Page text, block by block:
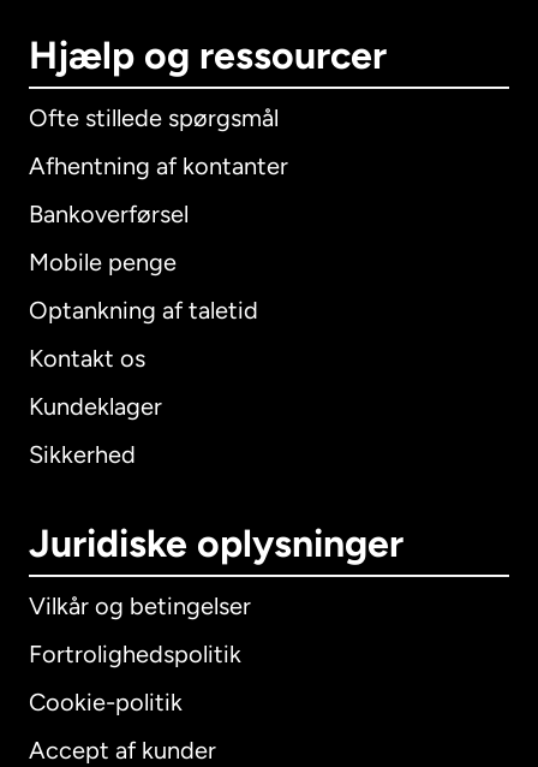
Hjælp og ressourcer
Ofte stillede spørgsmål
Afhentning af kontanter
Bankoverførsel
Mobile penge
Optankning af taletid
Kontakt os
Kundeklager
Sikkerhed
Juridiske oplysninger
Vilkår og betingelser
Fortrolighedspolitik
Cookie-politik
Accept af kunder